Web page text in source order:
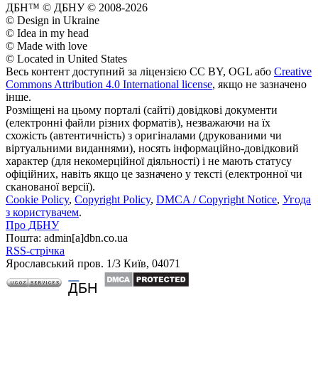
ДБН™ © ДБНУ © 2008-2026
© Design in Ukraine
© Idea in my head
© Made with love
© Located in United States
Весь контент доступний за ліцензією CC BY, OGL або Creative
Commons Attribution 4.0 International license, якщо не зазначено
інше.
Розміщені на цьому порталі (сайті) довідкові документи
(електронні файли різних форматів), незважаючи на їх
схожість (автентичність) з оригіналами (друкованими чи
віртуальними виданнями), носять інформаційно-довідковий
характер (для некомерційної діяльності) і не мають статусу
офіційних, навіть якщо це зазначено у тексті (електронної чи
сканованої версії).
Cookie Policy, Copyright Policy, DMCA / Copyright Notice, Угода
з користувачем.
Про ДБНУ
Пошта: admin[а]dbn.co.ua
RSS-стрічка
Ярославський пров. 1/3 Київ, 04071